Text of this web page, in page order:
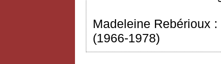
Madeleine Rebérioux
(1966-1978)